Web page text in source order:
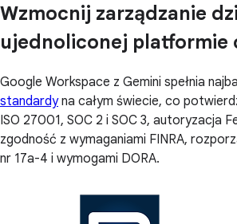
Wzmocnij zarządzanie
ujednoliconej platformie
Google Workspace z Gemini spełnia
standardyna całym świecie, co
ISO 27001, SOC 2 i SOC 3, autoryzacja
zgodność z wymaganiami FINRA,
nr 17a-4 i wymogami DORA.